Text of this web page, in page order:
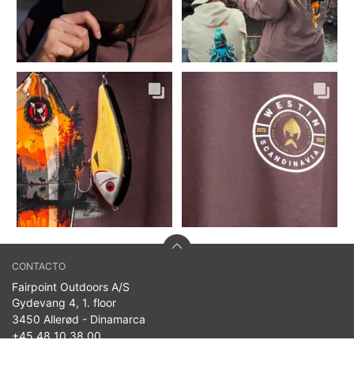
CONTACTO
Fairpoint Outdoors A/S
Gydevang 4, 1. floor
3450 Allerød - Dinamarca
+45 48 10 38 00